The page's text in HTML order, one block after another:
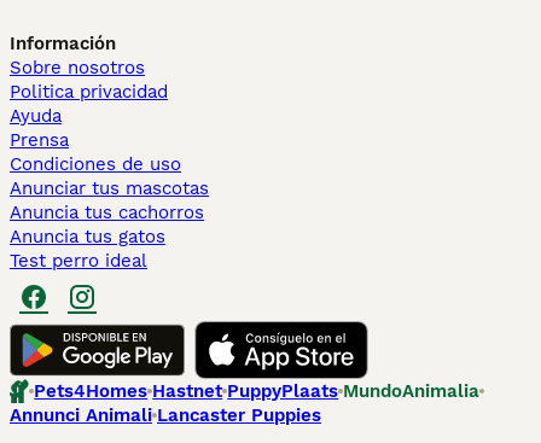
Información
Sobre nosotros
Politica privacidad
Ayuda
Prensa
Condiciones de uso
Anunciar tus mascotas
Anuncia tus cachorros
Anuncia tus gatos
Test perro ideal
Pets4Homes Hastnet PuppyPlaats MundoAnimalia
Annunci Animali Lancaster Puppies